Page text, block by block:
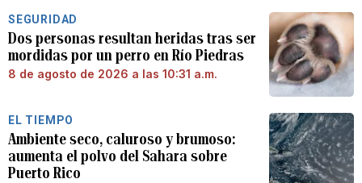
SEGURIDAD
Dos personas resultan heridas tras ser
mordidas por un perro en Río Piedras
8 de agosto de 2026 a las 10:31 a.m.
EL TIEMPO
Ambiente seco, caluroso y brumoso:
aumenta el polvo del Sahara sobre
Puerto Rico